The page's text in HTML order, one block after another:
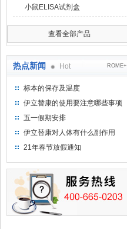
小鼠ELISA试剂盒
查看全部产品
热点新闻 Hot ROME+
标本的保存及温度
伊立替康的使用要注意哪些事项
五一假期安排
伊立替康对人体有什么副作用
21年春节放假通知